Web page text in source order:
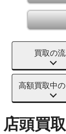
買取の
高額買取中
店頭買